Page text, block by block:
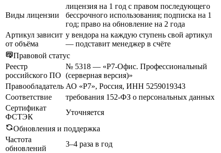
Виды лицензии
лицензия на 1 год с правом последующего
бессрочного использования; подписка на 1
год; право на обновление на 2 года
Артикул зависит
от объёма
у вендора на каждую ступень свой артикул
— подставит менеджер в счёте
Правовой статус
Реестр
российского ПО
№ 5318 — «Р7-Офис. Профессиональный
(серверная версия)»
Правообладатель АО «Р7», Россия, ИНН 5259019343
Соответствие
требования 152-ФЗ о персональных данных
Сертификат
ФСТЭК
Уточняется
Обновления и поддержка
Частота
обновлений
3–4 раза в год